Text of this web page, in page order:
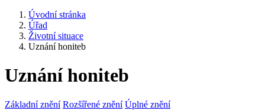
Úvodní stránka
Úřad
Životní situace
Uznání honiteb
Uznání honiteb
Základní znění Rozšířené znění Úplné znění